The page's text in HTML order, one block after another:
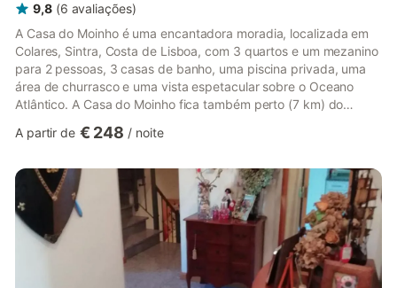
9,8 (6 avaliações)
A Casa do Moinho é uma encantadora moradia, localizada em
Colares, Sintra, Costa de Lisboa, com 3 quartos e um mezanino
para 2 pessoas, 3 casas de banho, uma piscina privada, uma
área de churrasco e uma vista espetacular sobre o Oceano
Atlântico. A Casa do Moinho fica também perto (7 km) do
campo da Quinta da Beloura, da Academia de Golfe do Estoril,
melhores e mais conhecidos campos de golfe de Portugal. A
Villa está bem localizada, tem um ar condicionado, internet ...
A partir de € 248 / noite